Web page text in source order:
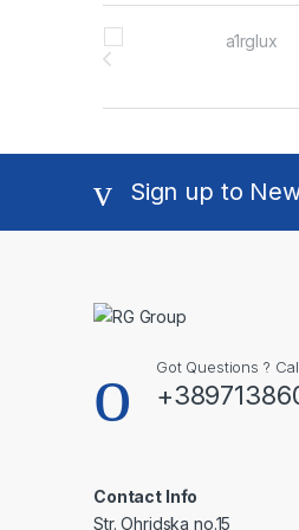
Brands Carousel
Sign up to
Got Questions ?
Contact Info
Str. Ohridska no.15